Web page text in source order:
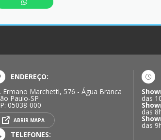
ENDEREÇO:
Ermano Marchetti, 576 - Água Branca
Paulo-SP
05038-000
ABRIR MAPA
TELEFONES:
das
das
das